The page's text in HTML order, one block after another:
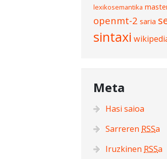
lexikosemantika
openmt-2 saria
sintaxi
Meta
Hasi saioa
Sarreren RSSa
Iruzkinen RSSa